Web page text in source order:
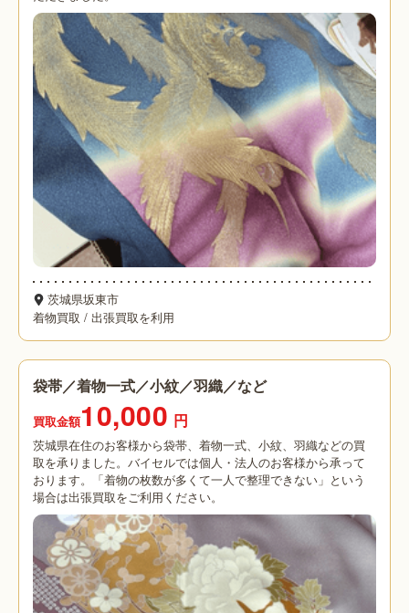
茨城県坂東市
着物買取 / 出張買取を利用
袋帯／着物一式／小紋／羽織／など
買取金額10,000 円
茨城県在住のお客様から袋帯、着物一式、小紋、羽織などの買
取を承りました。バイセルでは個人・法人のお客様から承って
おります。「着物の枚数が多くて一人で整理できない」という
場合は出張買取をご利用ください。